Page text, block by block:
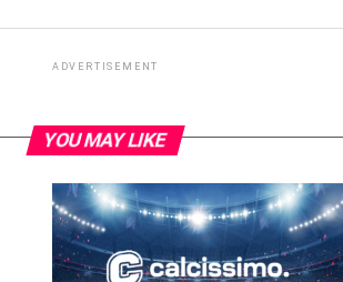
ADVERTISEMENT
YOU MAY LIKE